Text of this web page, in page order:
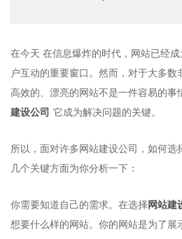
在今天 在信息爆炸的时代，网站已经
户互动的重要窗口。然而，对于大多
高效的、漂亮的网站不是一件容易的事
建设公司 它成为解决问题的关键。
所以，面对许多网站建设公司，如何选
几个关键方面为你分析一下：
你需要知道自己的需求。在选择网站建
想要什么样的网站。你的网站是为了展